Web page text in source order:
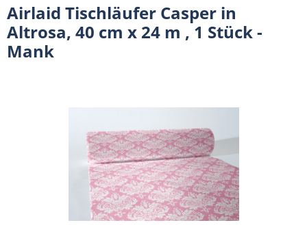
Airlaid Tischläufer Casper in
Altrosa, 40 cm x 24 m , 1 Stück -
Mank